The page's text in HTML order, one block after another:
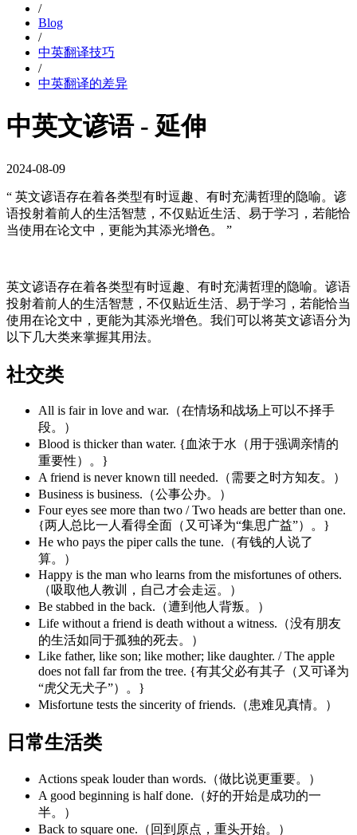
/
Blog
/
中英翻译技巧
/
中英翻译的差异
中英文谚语 - 延伸
2024-08-09
“ 英文谚语存在着各类型有时逗趣、有时充满哲理的隐喻。谚
语投射着前人的生活智慧，不仅贴近生活、易于学习，若能恰
当使用在论文中，更能为其添光增色。 ”
英文谚语存在着各类型有时逗趣、有时充满哲理的隐喻。谚语
投射着前人的生活智慧，不仅贴近生活、易于学习，若能恰当
使用在论文中，更能为其添光增色。我们可以将英文谚语分为
以下几大类来掌握其用法。
社交类
All is fair in love and war.（在情场和战场上可以不择手
段。）
Blood is thicker than water. {血浓于水（用于强调亲情的
重要性）。}
A friend is never known till needed.（需要之时方知友。）
Business is business.（公事公办。）
Four eyes see more than two / Two heads are better than one.
{两人总比一人看得全面（又可译为“集思广益”）。}
He who pays the piper calls the tune.（有钱的人说了
算。）
Happy is the man who learns from the misfortunes of others.
（吸取他人教训，自己才会走运。）
Be stabbed in the back.（遭到他人背叛。）
Life without a friend is death without a witness.（没有朋友
的生活如同于孤独的死去。）
Like father, like son; like mother; like daughter. / The apple
does not fall far from the tree. {有其父必有其子（又可译为
“虎父无犬子”）。}
Misfortune tests the sincerity of friends.（患难见真情。）
日常生活类
Actions speak louder than words.（做比说更重要。）
A good beginning is half done.（好的开始是成功的一
半。）
Back to square one.（回到原点，重头开始。）